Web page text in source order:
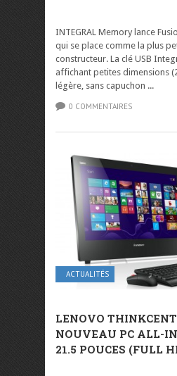
INTEGRAL Memory lance
qui se place comme la plus
constructeur. La clé USB
affichant petites dimensions
légère, sans capuchon ...
0 COMMENTAIRES
ACTUALITÉS
LENOVO
NOUVEAU PC ALL-
21.5 POUCES (FULL